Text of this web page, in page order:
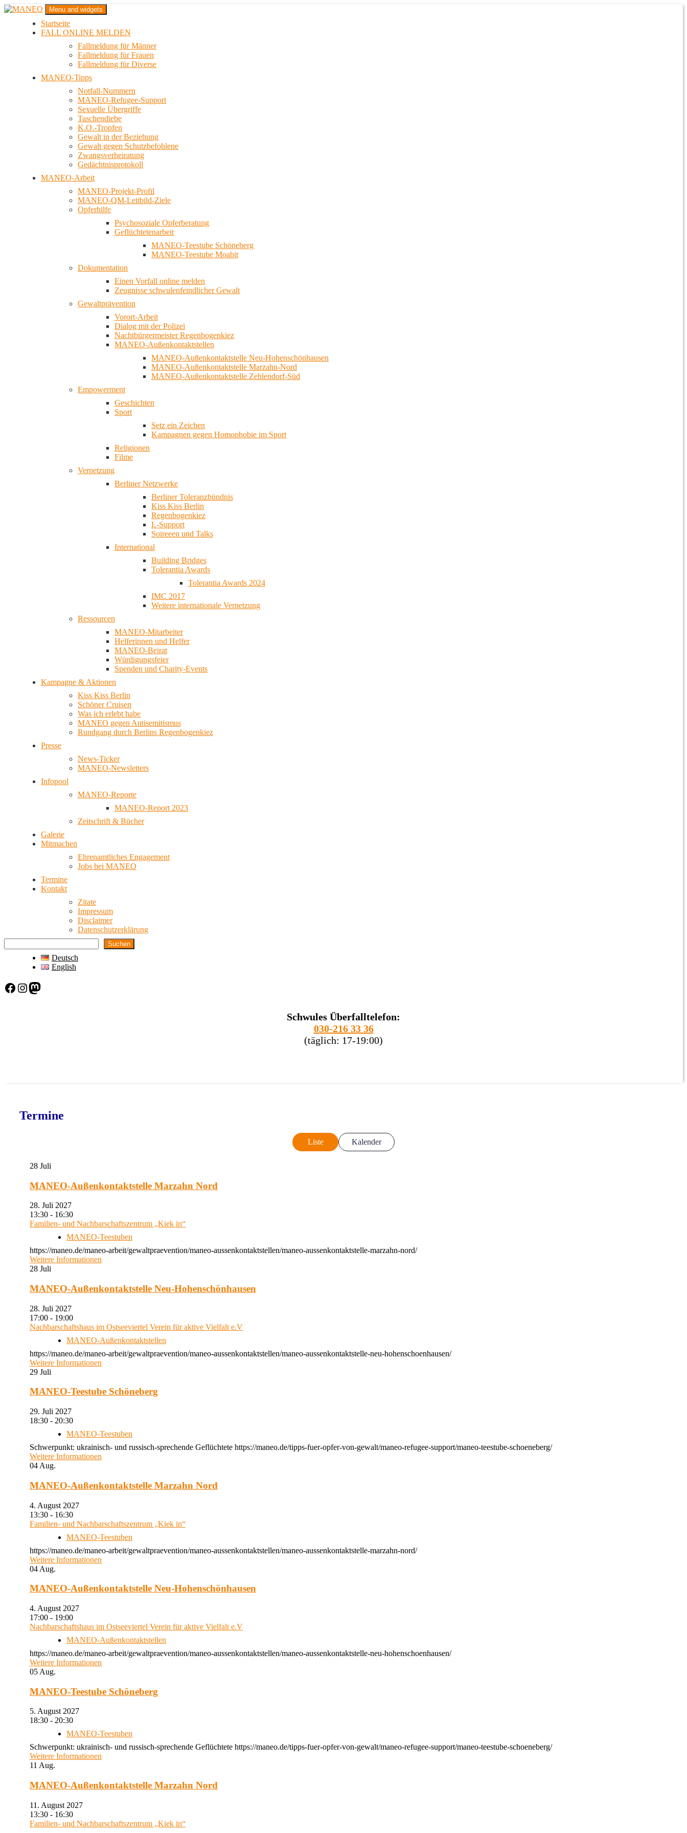
Zum
MANEO
Das schwule Anti-Gewalt-Projekt in Berlin
Menu and widgets
Startseite
FALL ONLINE MELDEN
Fallmeldung für Männer
Fallmeldung für Frauen
Fallmeldung für Diverse
MANEO-Tipps
Notfall-Nummern
MANEO-Refugee-Support
Sexuelle Übergriffe
Taschendiebe
K.O.-Tropfen
Gewalt in der Beziehung
Gewalt gegen Schutzbefohlene
Zwangsverheiratung
Gedächtnisprotokoll
MANEO-Arbeit
MANEO-Projekt-Profil
MANEO-QM-Leitbild-Ziele
Opferhilfe
Psychosoziale Opferberatung
Geflüchtetenarbeit
MANEO-Teestube Schöneberg
MANEO-Teestube Moabit
Dokumentation
Einen Vorfall online melden
Zeugnisse schwulenfeindlicher Gewalt
Gewaltprävention
Vorort-Arbeit
Dialog mit der Polizei
Nachtbürgermeister Regenbogenkiez
MANEO-Außenkontaktstellen
MANEO-Außenkontaktstelle Neu-Hohenschönhausen
MANEO-Außenkontaktstelle Marzahn-Nord
MANEO-Außenkontaktstelle Zehlendorf-Süd
Empowerment
Geschichten
Sport
Setz ein Zeichen
Kampagnen gegen Homophobie im Sport
Religionen
Filme
Vernetzung
Berliner Netzwerke
Berliner Toleranzbündnis
Kiss Kiss Berlin
Regenbogenkiez
L-Support
Soireeen und Talks
International
Building Bridges
Tolerantia Awards
Tolerantia Awards 2024
IMC 2017
Weitere internationale Vernetzung
Ressourcen
MANEO-Mitarbeiter
Helferinnen und Helfer
MANEO-Beirat
Würdigungsfeier
Spenden und Charity-Events
Kampagne & Aktionen
Kiss Kiss Berlin
Schöner Cruisen
Was ich erlebt habe
MANEO gegen Antisemitismus
Rundgang durch Berlins Regenbogenkiez
Presse
News-Ticker
MANEO-Newsletters
Infopool
MANEO-Reporte
MANEO-Report 2023
Zeitschrift & Bücher
Galerie
Mitmachen
Ehrenamtliches Engagement
Jobs bei MANEO
Termine
Kontakt
Zitate
Impressum
Disclaimer
Datenschutzerklärung
Suchen
Deutsch
English
Facebook Instagram Mastodon
Schwules Überfalltelefon:
030-216 33 36
(täglich: 17-19:00)
Termine
Liste Kalender
28 Juli
MANEO-Außenkontaktstelle Marzahn Nord
28. Juli 2027
13:30 - 16:30
Familien- und Nachbarschaftszentrum „Kiek in“
MANEO-Teestuben
https://maneo.de/maneo-arbeit/gewaltpraevention/maneo-aussenkontaktstellen/maneo-aussenkontaktstelle-marzahn-nord/
Weitere Informationen
28 Juli
MANEO-Außenkontaktstelle Neu-Hohenschönhausen
28. Juli 2027
17:00 - 19:00
Nachbarschaftshaus im Ostseeviertel Verein für aktive Vielfalt e.V
MANEO-Außenkontaktstellen
https://maneo.de/maneo-arbeit/gewaltpraevention/maneo-aussenkontaktstellen/maneo-aussenkontaktstelle-neu-hohenschoenhausen/
Weitere Informationen
29 Juli
MANEO-Teestube Schöneberg
29. Juli 2027
18:30 - 20:30
MANEO-Teestuben
Schwerpunkt: ukrainisch- und russisch-sprechende Geflüchtete https://maneo.de/tipps-fuer-opfer-von-gewalt/maneo-refugee-support/maneo-teestube-schoeneberg/
Weitere Informationen
04 Aug.
MANEO-Außenkontaktstelle Marzahn Nord
4. August 2027
13:30 - 16:30
Familien- und Nachbarschaftszentrum „Kiek in“
MANEO-Teestuben
https://maneo.de/maneo-arbeit/gewaltpraevention/maneo-aussenkontaktstellen/maneo-aussenkontaktstelle-marzahn-nord/
Weitere Informationen
04 Aug.
MANEO-Außenkontaktstelle Neu-Hohenschönhausen
4. August 2027
17:00 - 19:00
Nachbarschaftshaus im Ostseeviertel Verein für aktive Vielfalt e.V
MANEO-Außenkontaktstellen
https://maneo.de/maneo-arbeit/gewaltpraevention/maneo-aussenkontaktstellen/maneo-aussenkontaktstelle-neu-hohenschoenhausen/
Weitere Informationen
05 Aug.
MANEO-Teestube Schöneberg
5. August 2027
18:30 - 20:30
MANEO-Teestuben
Schwerpunkt: ukrainisch- und russisch-sprechende Geflüchtete https://maneo.de/tipps-fuer-opfer-von-gewalt/maneo-refugee-support/maneo-teestube-schoeneberg/
Weitere Informationen
11 Aug.
MANEO-Außenkontaktstelle Marzahn Nord
11. August 2027
13:30 - 16:30
Familien- und Nachbarschaftszentrum „Kiek in“